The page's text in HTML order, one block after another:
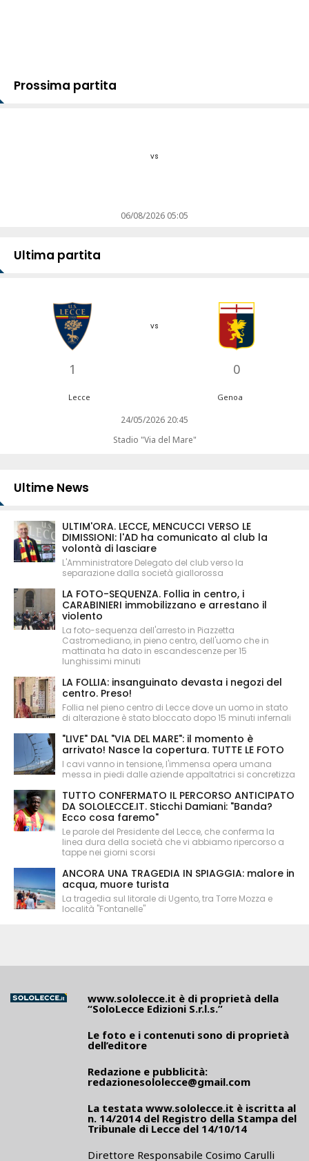
Prossima partita
vs
06/08/2026 05:05
Ultima partita
1
vs
0
Lecce Genoa
24/05/2026 20:45
Stadio "Via del Mare"
Ultime News
ULTIM'ORA. LECCE, MENCUCCI VERSO LE
DIMISSIONI: l'AD ha comunicato al club la
volontà di lasciare
L'Amministratore Delegato del club verso la
separazione dalla società giallorossa
LA FOTO-SEQUENZA. Follia in centro, i
CARABINIERI immobilizzano e arrestano il
violento
La foto-sequenza dell'arresto in Piazzetta
Castromediano, in pieno centro, dell'uomo che in
mattinata ha dato in escandescenze per 15
lunghissimi minuti
LA FOLLIA: insanguinato devasta i negozi del
centro. Preso!
Follia nel pieno centro di Lecce dove un uomo in stato
di alterazione è stato bloccato dopo 15 minuti infernali
"LIVE" DAL "VIA DEL MARE": il momento è
arrivato! Nasce la copertura. TUTTE LE FOTO
I cavi vanno in tensione, l'immensa opera umana
messa in piedi dalle aziende appaltatrici si concretizza
TUTTO CONFERMATO IL PERCORSO ANTICIPATO
DA SOLOLECCE.IT. Sticchi Damiani: "Banda?
Ecco cosa faremo"
Le parole del Presidente del Lecce, che conferma la
linea dura della società che vi abbiamo ripercorso a
tappe nei giorni scorsi
ANCORA UNA TRAGEDIA IN SPIAGGIA: malore in
acqua, muore turista
La tragedia sul litorale di Ugento, tra Torre Mozza e
località "Fontanelle"
www.sololecce.it è di proprietà della
“SoloLecce Edizioni S.r.l.s.”
Le foto e i contenuti sono di proprietà
dell’editore
Redazione e pubblicità:
redazionesololecce@gmail.com
La testata www.sololecce.it è iscritta al
n. 14/2014 del Registro della Stampa del
Tribunale di Lecce del 14/10/14
Direttore Responsabile Cosimo Carulli